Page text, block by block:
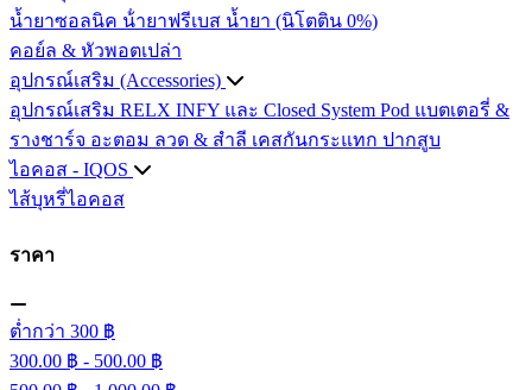
น้ำยาซอลนิค น้ํายาฟรีเบส น้ำยา (นิโตติน 0%)
คอย์ล & หัวพอตเปล่า
อุปกรณ์เสริม (Accessories)
อุปกรณ์เสริม RELX INFY และ Closed System Pod แบตเตอรี่ &
รางชาร์จ อะตอม ลวด ​& สำลี เคสกันกระแทก ปากสูบ
ไอคอส - IQOS
ไส้บุหรี่ไอคอส
ราคา
ต่ำกว่า 300 ฿
300.00 ฿ - 500.00 ฿